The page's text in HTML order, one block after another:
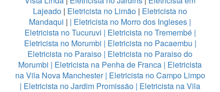
Lajeado | Eletricista no Limão | Eletricista no
Mandaqui | | Eletricista no Morro dos Ingleses |
Eletricista no Tucuruvi | Eletricista no Tremembé|
Eletricista no Morumbi | Eletricista no Pacaembu |
Eletricista no Paraiso | Eletricista no Paraiso do
Morumbi | Eletricista na Penha de Franca | Eletricista
na Vila Nova Manchester| Eletricista no Campo Limpo
| Eletricista no Jardim Promissão | Eletricista na Vila